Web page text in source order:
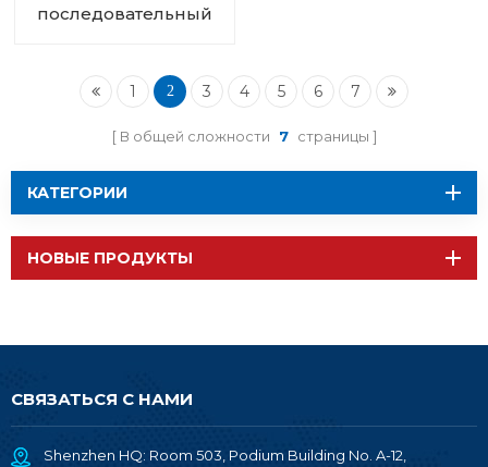
последовательный
RSBRS02ABRI
1 2 3 4 5 6 7
В общей сложности 7 страницы
КАТЕГОРИИ
НОВЫЕ ПРОДУКТЫ
СВЯЗАТЬСЯ С НАМИ
Shenzhen HQ: Room 503, Podium Building No. A-12,